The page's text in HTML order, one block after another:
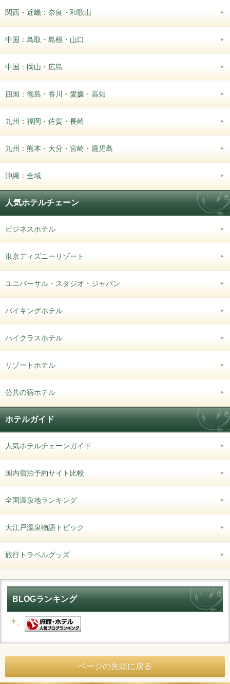
関西・近畿：奈良・和歌山
中国：鳥取・島根・山口
中国：岡山・広島
四国：徳島・香川・愛媛・高知
九州：福岡・佐賀・長崎
九州：熊本・大分・宮崎・鹿児島
沖縄：全域
人気ホテルチェーン
ビジネスホテル
東京ディズニーリゾート
ユニバーサル・スタジオ・ジャパン
バイキングホテル
ハイクラスホテル
リゾートホテル
公共の宿ホテル
ホテルガイド
人気ホテルチェーンガイド
国内宿泊予約サイト比較
全国温泉地ランキング
大江戸温泉物語トピック
旅行トラベルグッズ
BLOGランキング
ページの先頭に戻る